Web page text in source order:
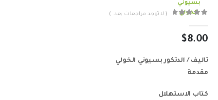
( لا توجد مراجعات بعد. )
$8.00
تاليف / الدتكور بسيوني الخولي
مقدمة
كتاب الاستهلال